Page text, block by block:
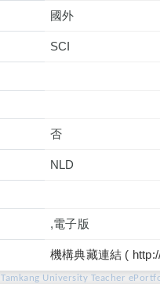
國外
否
NLD
,電子版
機構典藏連結 (
Tamkang University Teacher